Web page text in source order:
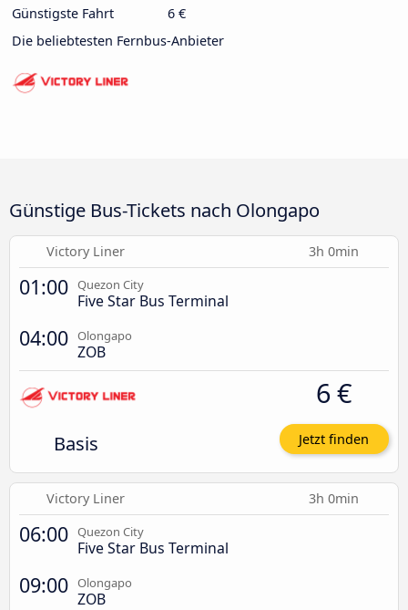
Günstigste Fahrt
6 €
Die beliebtesten Fernbus-Anbieter
Günstige Bus-Tickets nach Olongapo
Victory Liner 3h 0min
01:00 Quezon City
Five Star Bus Terminal
04:00 Olongapo
ZOB
Basis
6 €
Jetzt finden
Victory Liner 3h 0min
06:00 Quezon City
Five Star Bus Terminal
09:00 Olongapo
ZOB